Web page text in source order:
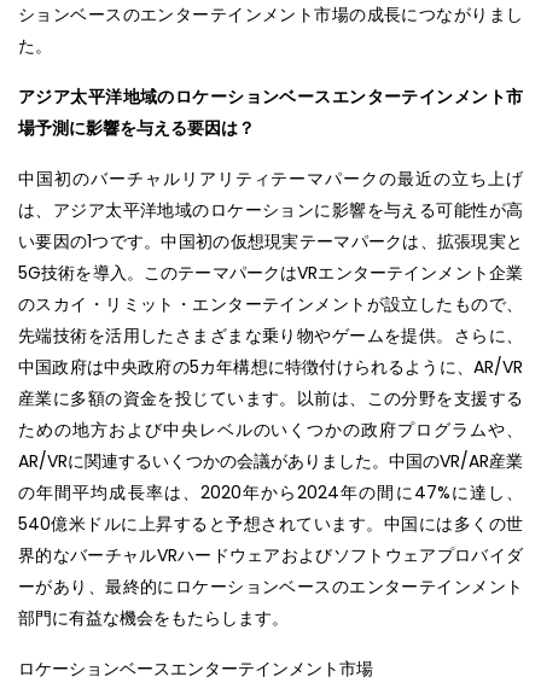
ションベースのエンターテインメント市場の成長につながりまし
た。
アジア太平洋地域のロケーションベースエンターテインメント市
場予測に影響を与える要因は？
中国初のバーチャルリアリティテーマパークの最近の立ち上げ
は、アジア太平洋地域のロケーションに影響を与える可能性が高
い要因の1つです。中国初の仮想現実テーマパークは、拡張現実と
5G技術を導入。このテーマパークはVRエンターテインメント企業
のスカイ・リミット・エンターテインメントが設立したもので、
先端技術を活用したさまざまな乗り物やゲームを提供。さらに、
中国政府は中央政府の5カ年構想に特徴付けられるように、AR/VR
産業に多額の資金を投じています。以前は、この分野を支援する
ための地方および中央レベルのいくつかの政府プログラムや、
AR/VRに関連するいくつかの会議がありました。中国のVR/AR産業
の年間平均成長率は、2020年から2024年の間に47%に達し、
540億米ドルに上昇すると予想されています。中国には多くの世
界的なバーチャルVRハードウェアおよびソフトウェアプロバイダ
ーがあり、最終的にロケーションベースのエンターテインメント
部門に有益な機会をもたらします。
ロケーションベースエンターテインメント市場